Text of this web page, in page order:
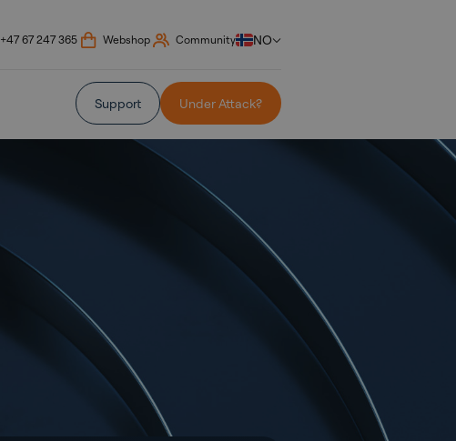
+47 67 247 365 Webshop Community NO
Support Under Attack?